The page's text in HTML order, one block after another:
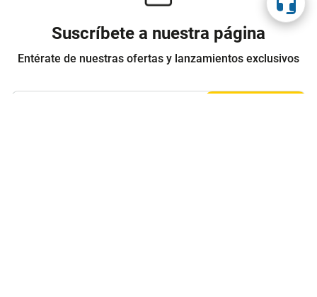
Suscríbete a nuestra página
Entérate de nuestras ofertas y lanzamientos exclusivos